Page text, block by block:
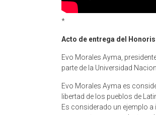
*
Acto de entrega del
Evo Morales Ayma,
parte de la Universidad
Evo Morales Ayma es
libertad de los pueblos de
Es considerado un ejemplo